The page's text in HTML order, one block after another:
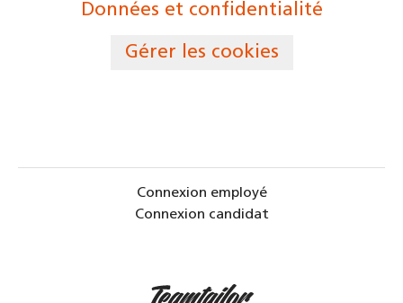
Données et confidentialité
Gérer les cookies
Connexion employé
Connexion candidat